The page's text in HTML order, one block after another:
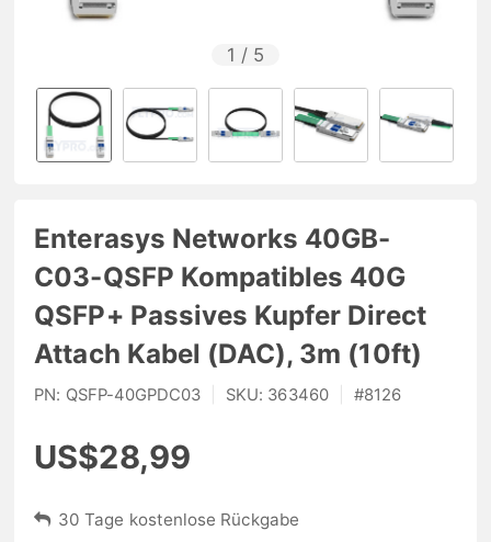
1 / 5
Enterasys Networks 40GB-
C03-QSFP Kompatibles 40G
QSFP+ Passives Kupfer Direct
Attach Kabel (DAC), 3m (10ft)
PN: QSFP-40GPDC03 SKU: 363460 #8126
US$28,99
30 Tage kostenlose Rückgabe